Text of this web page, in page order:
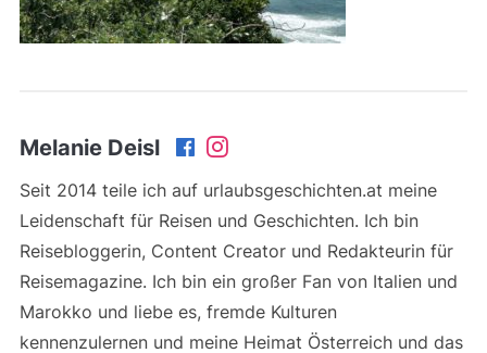
Melanie Deisl
Seit 2014 teile ich auf urlaubsgeschichten.at meine
Leidenschaft für Reisen und Geschichten. Ich bin
Reisebloggerin, Content Creator und Redakteurin für
Reisemagazine. Ich bin ein großer Fan von Italien und
Marokko und liebe es, fremde Kulturen
kennenzulernen und meine Heimat Österreich und das